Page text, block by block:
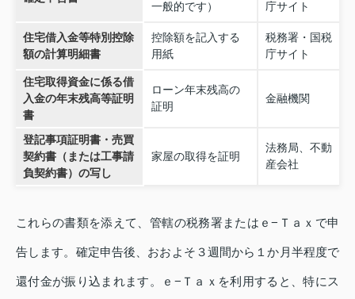
一般的です） 庁サイト
住宅借入金等特別控除
額の計算明細書
控除額を記入する
用紙
税務署・国税
庁サイト
住宅取得資金に係る借
入金の年末残高等証明
書
ローン年末残高の
証明
金融機関
登記事項証明書・売買
契約書（または工事請
負契約書）の写し
家屋の取得を証明
法務局、不動
産会社
これらの書類を添えて、管轄の税務署またはｅ−Ｔａｘで申
告します。確定申告後、おおよそ３週間から１か月半程度で
還付金が振り込まれます。ｅ−Ｔａｘを利用すると、特にス